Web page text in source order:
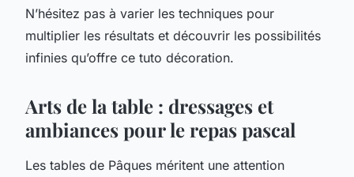
N’hésitez pas à varier les techniques pour
multiplier les résultats et découvrir les possibilités
infinies qu’offre ce tuto décoration.
Arts de la table : dressages et
ambiances pour le repas pascal
Les tables de Pâques méritent une attention